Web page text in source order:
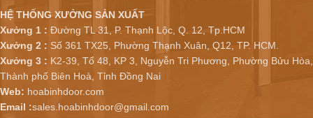
HỆ THỐNG XƯỞNG SẢN XUẤT
Xưởng 1 : Đường TL 31, P. Thạnh Lộc, Q. 12, Tp.HCM
Xưởng 2 : Số 361 TX25, Phường Thạnh Xuân, Q12, TP. HCM.
Xưởng 3 : K2-39, Tổ 48, KP 3, Nguyễn Tri Phương, Phường Bửu Hòa,
Thành phố Biên Hoà, Tỉnh Đồng Nai
Web: hoabinhdoor.com
Email :sales.hoabinhdoor@gmail.com